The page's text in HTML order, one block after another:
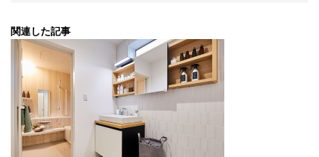
関連した記事